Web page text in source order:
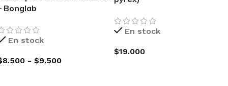
Bonglab
En stock
8.500 - $9.500
En stock
$19.000